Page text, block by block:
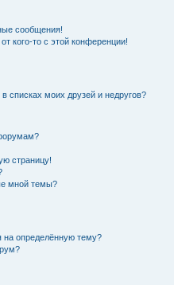
сообщения!
кого-то с этой конференции!
списках моих друзей и недругов?
страницу!
мной темы?
на определённую тему?